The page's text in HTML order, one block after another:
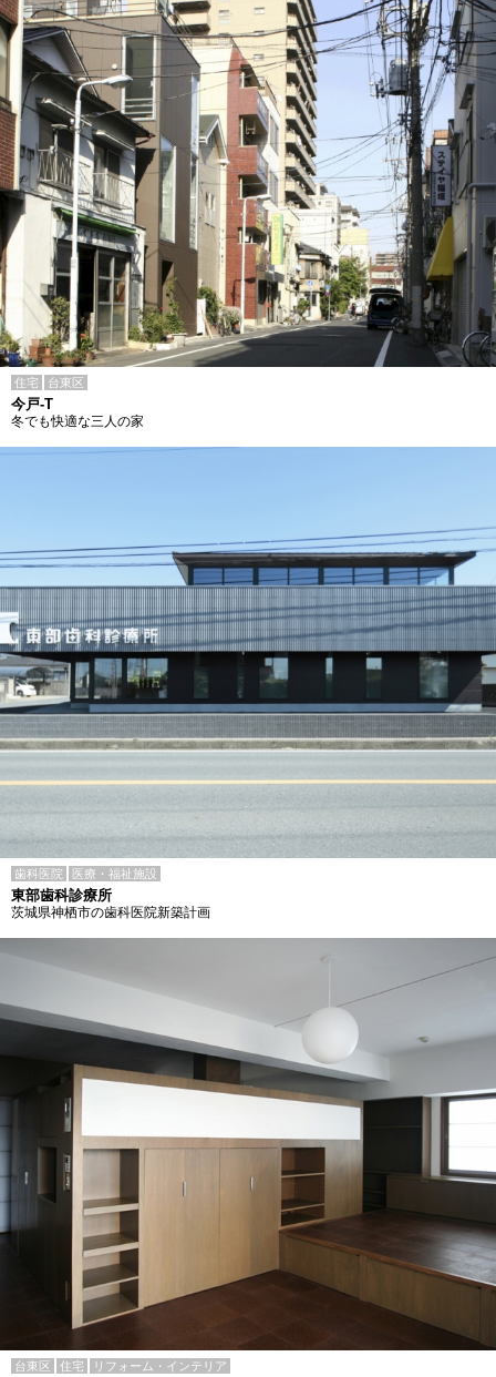
住宅 台東区
今戸-T
冬でも快適な三人の家
歯科医院 医療・福祉施設
東部歯科診療所
茨城県神栖市の歯科医院新築計画
台東区 住宅 リフォーム・インテリア